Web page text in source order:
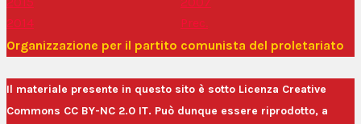
2014
Prec.
Organizzazione per il partito comunista del proletariato
Il materiale presente in questo sito è sotto Licenza Creative
Commons CC BY-NC 2.0 IT. Può dunque essere riprodotto, a